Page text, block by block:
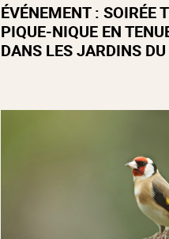
ÉVÉNEMENT : SOIRÉE
PIQUE-NIQUE EN
DANS LES JARDINS